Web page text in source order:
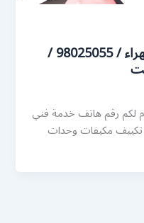
تركيب تكييف اسطبلات الجهراء / 98025055 /
لكم رقم هاتف خدمة فني
مكيفات وحدات